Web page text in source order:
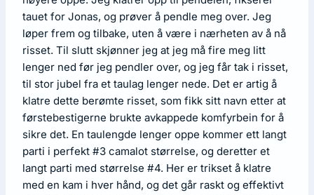
tauet for Jonas, og prøver å pendle meg over. Jeg
løper frem og tilbake, uten å være i nærheten av å nå
risset. Til slutt skjønner jeg at jeg må fire meg litt
lenger ned før jeg pendler over, og jeg får tak i risset,
til stor jubel fra et taulag lenger nede. Det er artig å
klatre dette berømte risset, som fikk sitt navn etter at
førstebestigerne brukte avkappede komfyrbein for å
sikre det. En taulengde lenger oppe kommer ett langt
parti i perfekt #3 camalot størrelse, og deretter et
langt parti med størrelse #4. Her er trikset å klatre
med en kam i hver hånd, og det går raskt og effektivt